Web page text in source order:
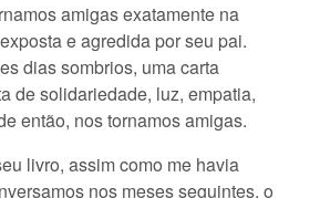
amigas exatamente na
e agredida por seu pai.
dias sombrios, uma carta
de solidariedade, luz, empatia,
então, nos tornamos amigas.
livro, assim como me havia
nos meses seguintes, o